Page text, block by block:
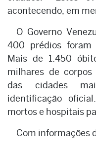
acontecendo, em
O Governo
400 prédios foram
Mais de 1.450
milhares de corpos
das cidades
identificação
mortos e hospitais
Com informações